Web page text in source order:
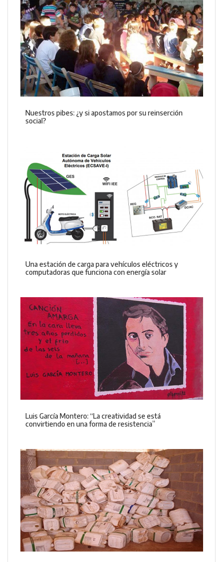
Nuestros pibes: ¿y si apostamos por su reinserción
social?
Una estación de carga para vehículos eléctricos y
computadoras que funciona con energía solar
Luis García Montero: “La creatividad se está
convirtiendo en una forma de resistencia”